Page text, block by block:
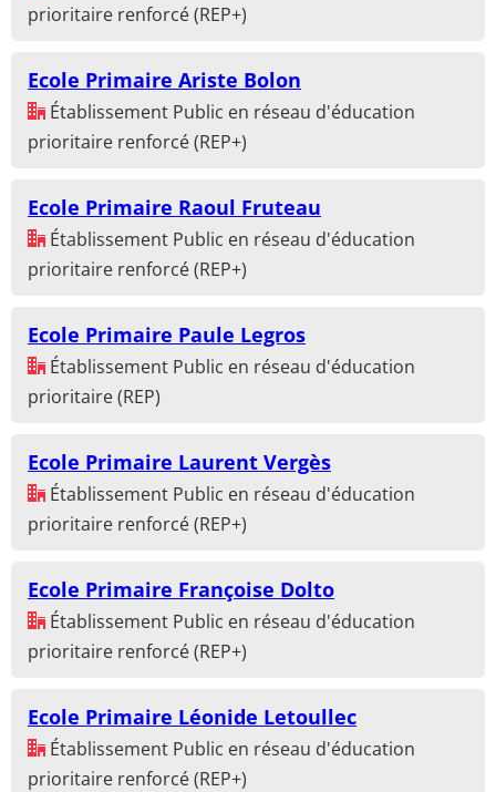
prioritaire renforcé (REP+)
Ecole Primaire Ariste Bolon
Établissement Public en réseau d'éducation
prioritaire renforcé (REP+)
Ecole Primaire Raoul Fruteau
Établissement Public en réseau d'éducation
prioritaire renforcé (REP+)
Ecole Primaire Paule Legros
Établissement Public en réseau d'éducation
prioritaire (REP)
Ecole Primaire Laurent Vergès
Établissement Public en réseau d'éducation
prioritaire renforcé (REP+)
Ecole Primaire Françoise Dolto
Établissement Public en réseau d'éducation
prioritaire renforcé (REP+)
Ecole Primaire Léonide Letoullec
Établissement Public en réseau d'éducation
prioritaire renforcé (REP+)